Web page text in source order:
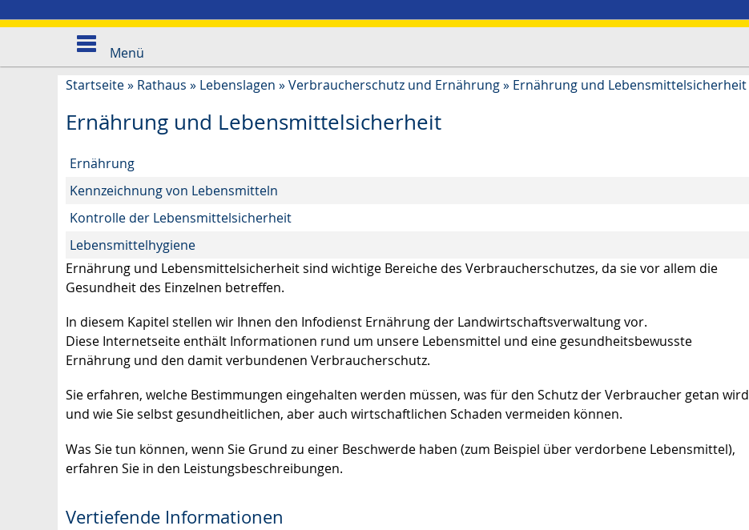
Menü
Startseite» Rathaus » Lebenslagen »Verbraucherschutz und Ernährung» Ernährung und Lebensmittelsicherheit
Ernährung und Lebensmittelsicherheit
Ernährung
Kennzeichnung von Lebensmitteln
Kontrolle der Lebensmittelsicherheit
Lebensmittelhygiene
Ernährung und Lebensmittelsicherheit sind wichtige Bereiche des Verbraucherschutzes, da sie vor allem die
Gesundheit des Einzelnen betreffen.
In diesem Kapitel stellen wir Ihnen den Infodienst Ernährung der Landwirtschaftsverwaltung vor.
Diese Internetseite enthält Informationen rund um unsere Lebensmittel und eine gesundheitsbewusste
Ernährung und den damit verbundenen Verbraucherschutz.
Sie erfahren, welche Bestimmungen eingehalten werden müssen, was für den Schutz der Verbraucher getan wird
und wie Sie selbst gesundheitlichen, aber auch wirtschaftlichen Schaden vermeiden können.
Was Sie tun können, wenn Sie Grund zu einer Beschwerde haben (zum Beispiel über verdorbene Lebensmittel),
erfahren Sie in den Leistungsbeschreibungen.
Vertiefende Informationen